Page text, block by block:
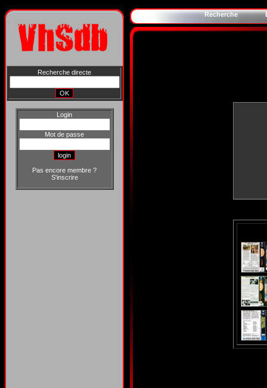
Recherche directe
Login
Mot de passe
Pas encore membre ?
S'inscrire
Recherche